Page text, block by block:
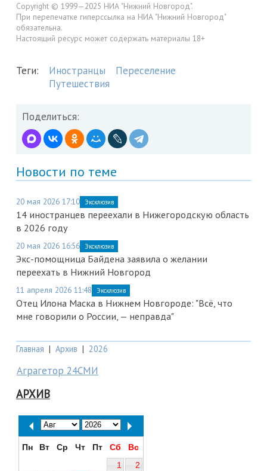
Copyright © 1999—2025 НИА "Нижний Новгород".
При перепечатке гиперссылка на НИА "Нижний Новгород"
обязательна.
Настоящий ресурс может содержать материалы 18+
Теги: Иностранцы
Переселение
Путешествия
Поделиться:
Новости по теме
20 мая 2026 17:10 Эксклюзив
14 иностранцев переехали в Нижегородскую область
в 2026 году
20 мая 2026 16:56 Эксклюзив
Экс-помощница Байдена заявила о желании
переехать в Нижний Новгород
11 апреля 2026 11:48 Эксклюзив
Отец Илона Маска в Нижнем Новгороде: "Всё, что
мне говорили о России, — неправда"
Главная | Архив | 2026
Аграгетор 24СМИ
АРХИВ
Пн Вт Ср Чт Пт Сб
Вс
1
2